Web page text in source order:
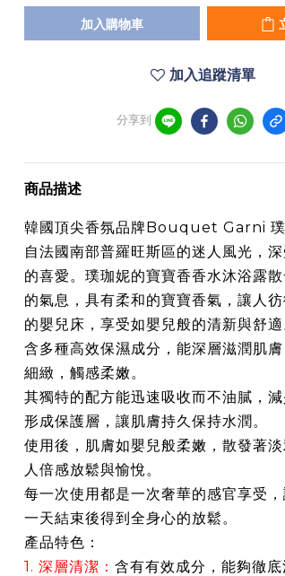
加入購物車
加入追蹤清單
分享到
商品描述
韓國頂尖香氛品牌Bouquet Garni 璞
自法國南部普羅旺斯區的迷人風光，
的喜愛。璞珈妮的寶寶香香水沐浴露
的氣息，具有柔和的寶寶香氣，讓人
的嬰兒床，享受如嬰兒般的清新與舒
含多種高效保濕成分，能深層滋潤肌
細緻，觸感柔嫩。
其獨特的配方能迅速吸收而不油膩，
形成保護層，讓肌膚持久保持水潤。
使用後，肌膚如嬰兒般柔嫩，散發著
人倍感放鬆與愉悅。
每一次使用都是一次奢華的感官享受
一天結束後得到全身心的放鬆。
產品特色：
1. 深層清潔 ： 含有有效成分，能夠徹